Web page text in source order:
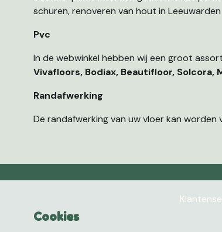
schuren, renoveren van hout in Leeuwarden
Pvc
In de webwinkel hebben wij een groot
Vivafloors, Bodiax, Beautifloor, Solcora,
Randafwerking
De randafwerking van uw vloer kan
Cookies